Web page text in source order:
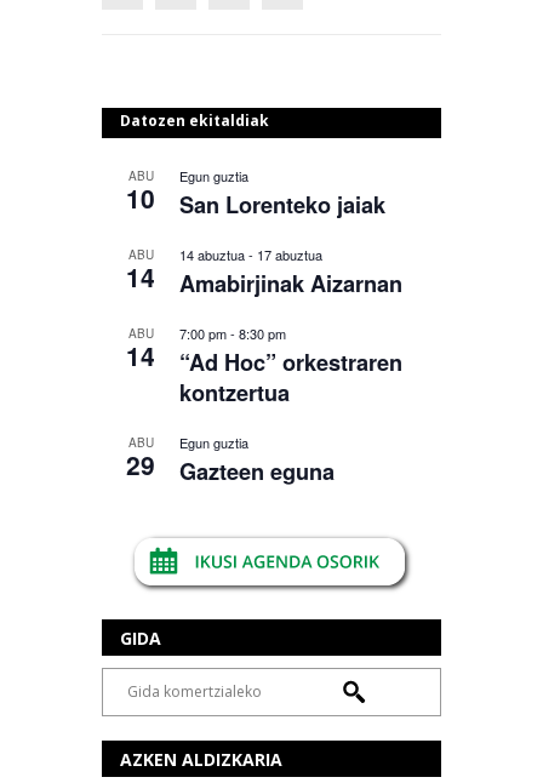
Datozen ekitaldiak
ABU
10
Egun guztia
San Lorenteko jaiak
ABU
14
14 abuztua- 17 abuztua
Amabirjinak Aizarnan
ABU
14
7:00 pm- 8:30 pm
“Ad Hoc” orkestraren
kontzertua
ABU
29
Egun guztia
Gazteen eguna
GIDA
AZKEN ALDIZKARIA